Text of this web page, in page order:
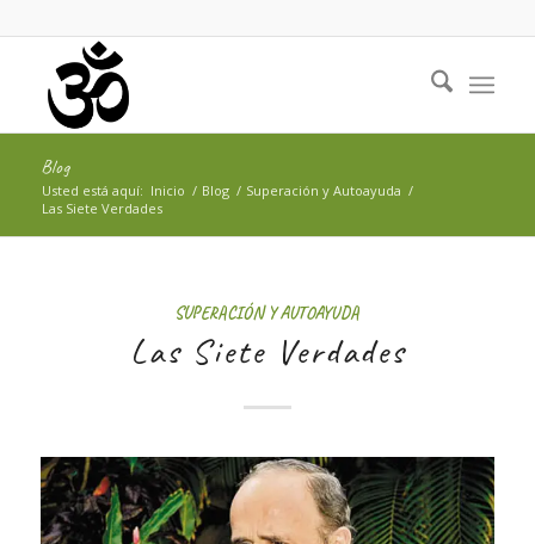
Blog
Usted está aquí: Inicio / Blog / Superación y Autoayuda /
Las Siete Verdades
SUPERACIÓN Y AUTOAYUDA
Las Siete Verdades